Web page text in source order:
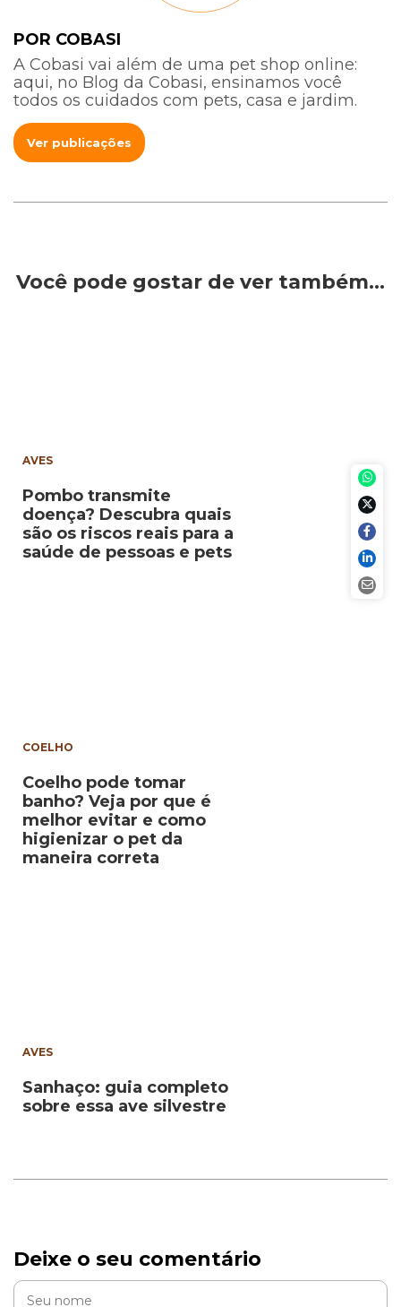
POR COBASI
A Cobasi vai além de uma pet shop online:
aqui, no Blog da Cobasi, ensinamos você
todos os cuidados com pets, casa e jardim.
Ver publicações
Você pode gostar de ver também…
AVES
Pombo transmite
doença? Descubra quais
são os riscos reais para a
saúde de pessoas e pets
COELHO
Coelho pode tomar
banho? Veja por que é
melhor evitar e como
higienizar o pet da
maneira correta
AVES
Sanhaço: guia completo
sobre essa ave silvestre
Deixe o seu comentário